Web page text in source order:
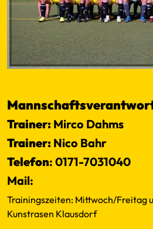
Trainer: Mirco Dahms
Trainer: Nico Bahr
Telefon: 0171-7031040
Mail:
Trainingszeiten: Mittwoch/Freitag
Kunstrasen Klausdorf